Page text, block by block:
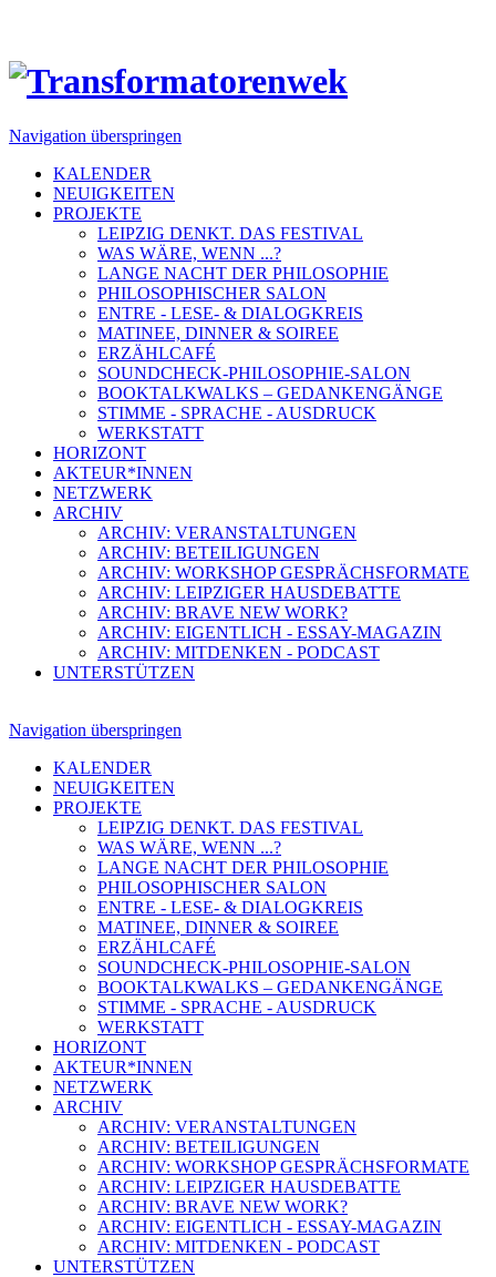
Navigation überspringen
KALENDER
NEUIGKEITEN
PROJEKTE
LEIPZIG DENKT. DAS FESTIVAL
WAS WÄRE, WENN ...?
LANGE NACHT DER PHILOSOPHIE
PHILOSOPHISCHER SALON
ENTRE - LESE- & DIALOGKREIS
MATINEE, DINNER & SOIREE
ERZÄHLCAFÉ
SOUNDCHECK-PHILOSOPHIE-SALON
BOOKTALKWALKS – GEDANKENGÄNGE
STIMME - SPRACHE - AUSDRUCK
WERKSTATT
HORIZONT
AKTEUR*INNEN
NETZWERK
ARCHIV
ARCHIV: VERANSTALTUNGEN
ARCHIV: BETEILIGUNGEN
ARCHIV: WORKSHOP GESPRÄCHSFORMATE
ARCHIV: LEIPZIGER HAUSDEBATTE
ARCHIV: BRAVE NEW WORK?
ARCHIV: EIGENTLICH - ESSAY-MAGAZIN
ARCHIV: MITDENKEN - PODCAST
UNTERSTÜTZEN
Navigation überspringen
KALENDER
NEUIGKEITEN
PROJEKTE
LEIPZIG DENKT. DAS FESTIVAL
WAS WÄRE, WENN ...?
LANGE NACHT DER PHILOSOPHIE
PHILOSOPHISCHER SALON
ENTRE - LESE- & DIALOGKREIS
MATINEE, DINNER & SOIREE
ERZÄHLCAFÉ
SOUNDCHECK-PHILOSOPHIE-SALON
BOOKTALKWALKS – GEDANKENGÄNGE
STIMME - SPRACHE - AUSDRUCK
WERKSTATT
HORIZONT
AKTEUR*INNEN
NETZWERK
ARCHIV
ARCHIV: VERANSTALTUNGEN
ARCHIV: BETEILIGUNGEN
ARCHIV: WORKSHOP GESPRÄCHSFORMATE
ARCHIV: LEIPZIGER HAUSDEBATTE
ARCHIV: BRAVE NEW WORK?
ARCHIV: EIGENTLICH - ESSAY-MAGAZIN
ARCHIV: MITDENKEN - PODCAST
UNTERSTÜTZEN